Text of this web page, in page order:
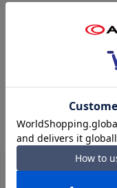
お支払い方法
#リュック フロントポケット
#リュック ダブルファスナー
#Champion スポーツシーン
※クリックするとタグに関